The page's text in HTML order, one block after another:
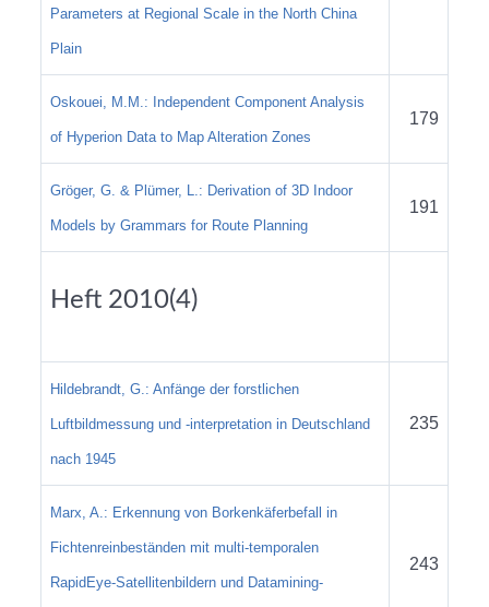
Parameters at Regional Scale in the North China
Plain
Oskouei, M.M.: Independent Component Analysis
of Hyperion Data to Map Alteration Zones
179
Gröger, G. & Plümer, L.: Derivation of 3D Indoor
Models by Grammars for Route Planning
191
Heft 2010(4)
Hildebrandt, G.: Anfänge der forstlichen
Luftbildmessung und -interpretation in Deutschland
nach 1945
235
Marx, A.: Erkennung von Borkenkäferbefall in
Fichtenreinbeständen mit multi-temporalen
RapidEye-Satellitenbildern und Datamining-
243